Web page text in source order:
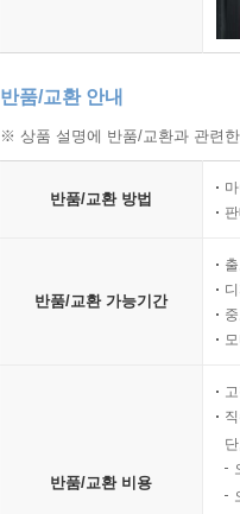
반품/교환 안내
※ 상품 설명에 반품/교환과 관련
반품/교환 방법
반품/교환 가능기간
반품/교환 비용